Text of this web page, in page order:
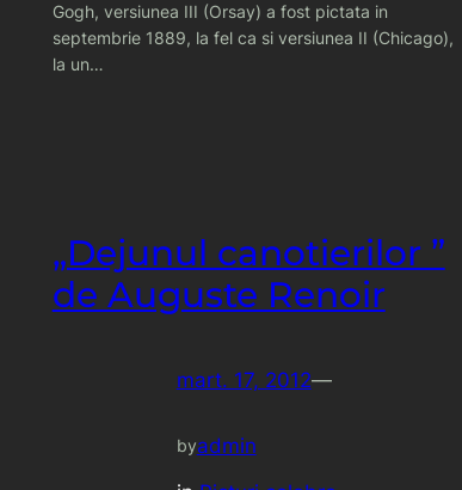
Gogh, versiunea III (Orsay) a fost pictata in
septembrie 1889, la fel ca si versiunea II (Chicago),
la un…
„Dejunul canotierilor ”
de Auguste Renoir
mart. 17, 2012—
byadmin